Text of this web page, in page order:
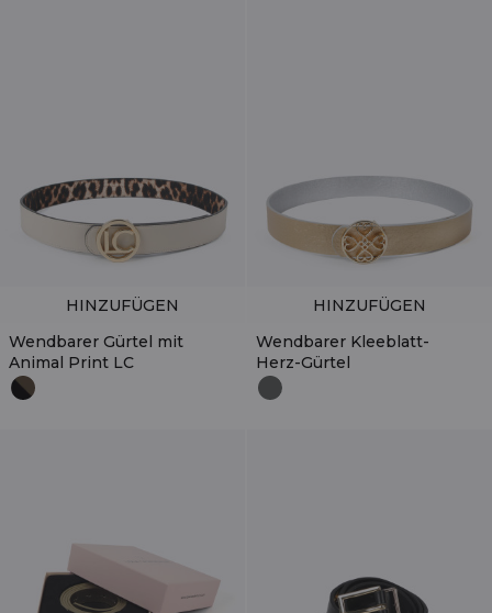
Wendbarer Gürtel mit
Animal Print LC
HINZUFÜGEN
Wendbarer Kleeblatt-
Herz-Gürtel
HINZUFÜGEN